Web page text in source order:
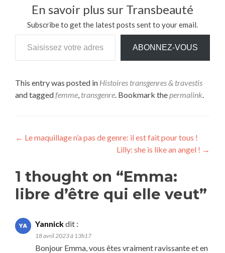
En savoir plus sur Transbeauté
Subscribe to get the latest posts sent to your email.
Saisissez votre adresse e-mail…
ABONNEZ-VOUS
This entry was posted in Histoires transgenres & travestis
and taggedfemme transgenre . Bookmark the permalink
Navigation
l’article
← Le maquillage n’a pas de genre: il est fait pour tous !
Lilly: she is like an angel ! →
1 thought on “Emma:
libre d’être qui elle veut”
Yannickdit :
18 avril 2023 à 13h17
Bonjour Emma, vous êtes vraiment ravissante et en